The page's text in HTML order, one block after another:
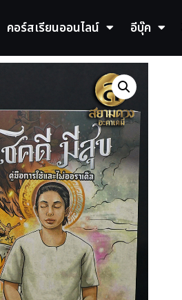
คอร์สเรียนออนไลน์ อีบุ๊ค